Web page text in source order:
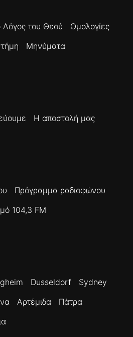
Λόγος του Θεού
Ομολογίες
Μηνύματα
Η αποστολή μας
Πρόγραμμα ραδιοφώνου
104,3 FM
Dusseldorf
Sydney
Αρτέμιδα
Πάτρα